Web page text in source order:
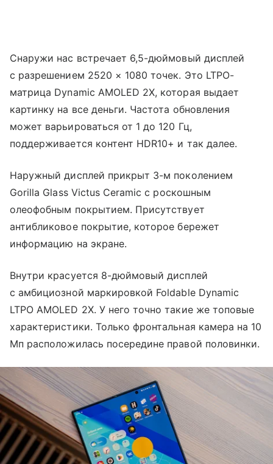
Снаружи нас встречает 6,5-дюймовый дисплей
с разрешением 2520 × 1080 точек. Это LTPO-
матрица Dynamic AMOLED 2X, которая выдает
картинку на все деньги. Частота обновления
может варьироваться от 1 до 120 Гц,
поддерживается контент HDR10+ и так далее.
Наружный дисплей прикрыт 3-м поколением
Gorilla Glass Victus Ceramic с роскошным
олеофобным покрытием. Присутствует
антибликовое покрытие, которое бережет
информацию на экране.
Внутри красуется 8-дюймовый дисплей
с амбициозной маркировкой Foldable Dynamic
LTPO AMOLED 2X. У него точно такие же топовые
характеристики. Только фронтальная камера на 10
Мп расположилась посередине правой половинки.